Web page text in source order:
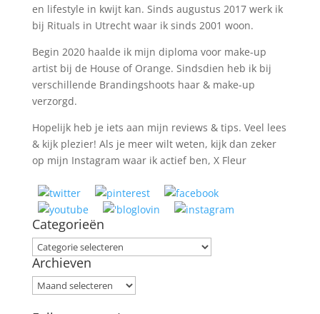
en lifestyle in kwijt kan. Sinds augustus 2017 werk ik
bij Rituals in Utrecht waar ik sinds 2001 woon.
Begin 2020 haalde ik mijn diploma voor make-up
artist bij de House of Orange. Sindsdien heb ik bij
verschillende Brandingshoots haar & make-up
verzorgd.
Hopelijk heb je iets aan mijn reviews & tips. Veel lees
& kijk plezier! Als je meer wilt weten, kijk dan zeker
op mijn Instagram waar ik actief ben, X Fleur
Categorieën
Categorieën
Archieven
Archieven